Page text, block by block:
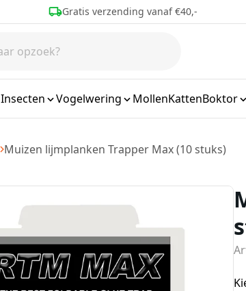
Gratis verzending vanaf €40,-
Insecten Vogelwering MollenKattenBoktor
Muizen lijmplanken Trapper Max (10 stuks)